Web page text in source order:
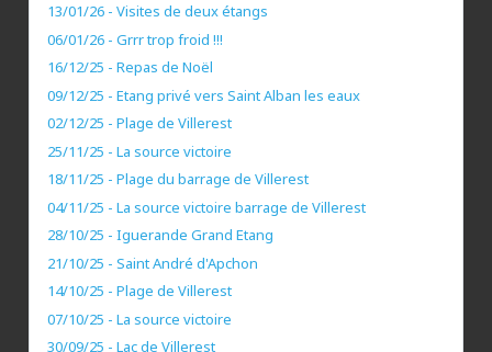
13/01/26 - Visites de deux étangs
06/01/26 - Grrr trop froid !!!
16/12/25 - Repas de Noël
09/12/25 - Etang privé vers Saint Alban les eaux
02/12/25 - Plage de Villerest
25/11/25 - La source victoire
18/11/25 - Plage du barrage de Villerest
04/11/25 - La source victoire barrage de Villerest
28/10/25 - Iguerande Grand Etang
21/10/25 - Saint André d'Apchon
14/10/25 - Plage de Villerest
07/10/25 - La source victoire
30/09/25 - Lac de Villerest